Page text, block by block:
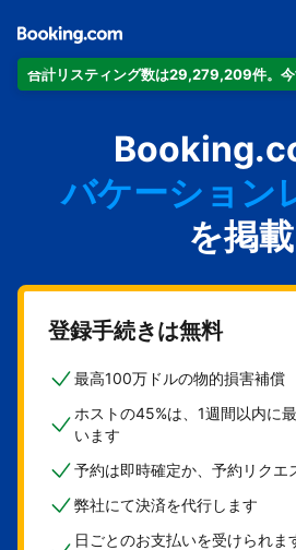
合計リスティング数は29,279,209件。今
アパート
ホテル
バケーション
ゲストハ
旅館
を掲載
登録手続きは無料
最高100万ドルの物的損害補償
ホストの45%は、1週間以内に
います
予約は即時確定か、予約リクエ
弊社にて決済を代行します
日ごとのお支払いを受けられ